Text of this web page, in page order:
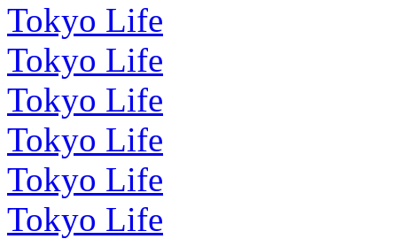
Tokyo Life
Tokyo Life
Tokyo Life
Tokyo Life
Tokyo Life
Tokyo Life